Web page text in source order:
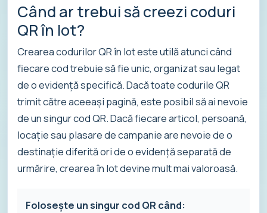
Când ar trebui să creezi coduri
QR în lot?
Crearea codurilor QR în lot este utilă atunci când
fiecare cod trebuie să fie unic, organizat sau legat
de o evidență specifică. Dacă toate codurile QR
trimit către aceeași pagină, este posibil să ai nevoie
de un singur cod QR. Dacă fiecare articol, persoană,
locație sau plasare de campanie are nevoie de o
destinație diferită ori de o evidență separată de
urmărire, crearea în lot devine mult mai valoroasă.
Folosește un singur cod QR când: